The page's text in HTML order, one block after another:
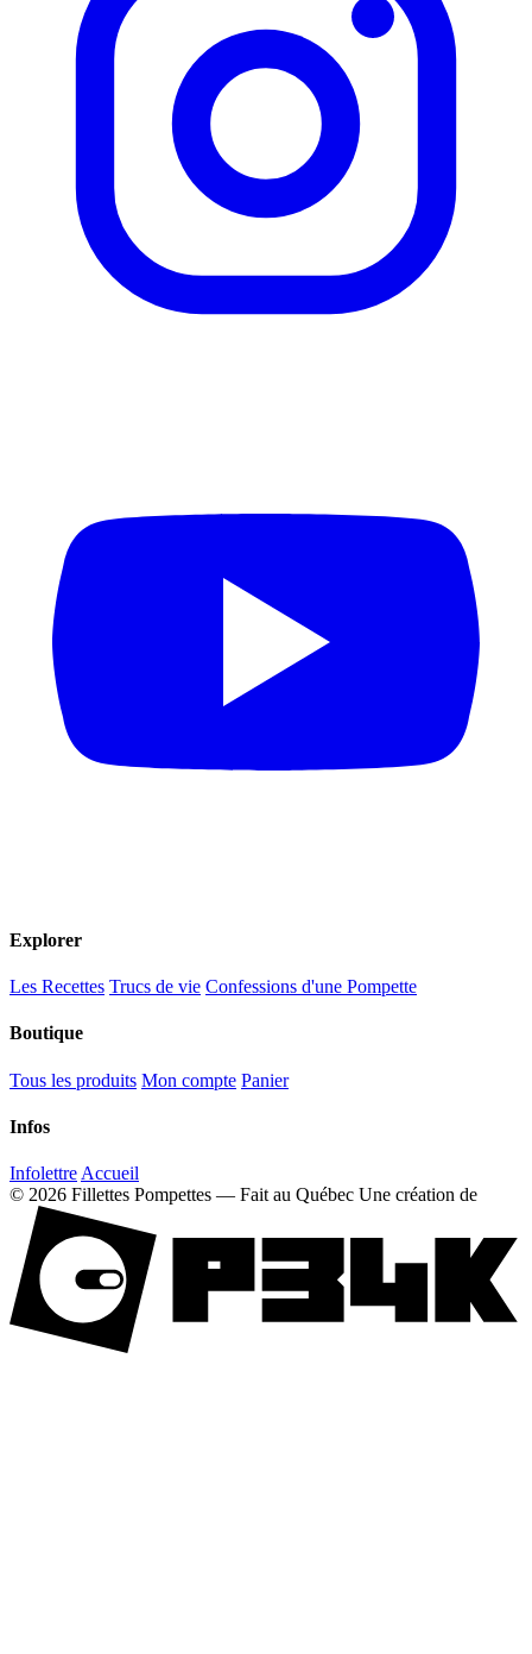
Explorer
Les Recettes Trucs de vie Confessions d'une Pompette
Boutique
Tous les produits Mon compte Panier
Infos
Infolettre Accueil
© 2026 Fillettes Pompettes — Fait au Québec Une création de